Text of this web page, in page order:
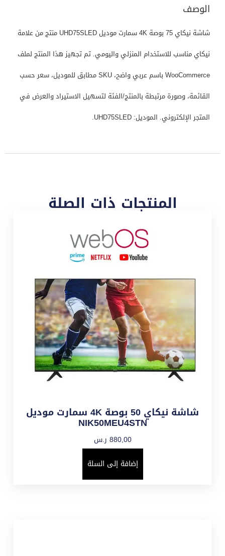
الوصف
شاشة نيكاي 75 بوصة 4K سمارت موديل UHD75SLED منتج من علامة
نيكاي مناسب للاستخدام المنزلي واليومي. تم تجهيز هذا المنتج لملف
WooCommerce باسم عربي واضح، SKU مطابق للموديل، سعر حسب
القائمة، وصورة مرتبطة بالمنتج/الفئة لتسهيل الاستيراد والعرض في
المتجر الإلكتروني. الموديل: UHD75SLED.
المنتجات ذات الصلة
شاشة نيكاي 50 بوصة 4K سمارت موديل
NIK50MEU4STN
880,00 ر.س
إضافة إلى السلة